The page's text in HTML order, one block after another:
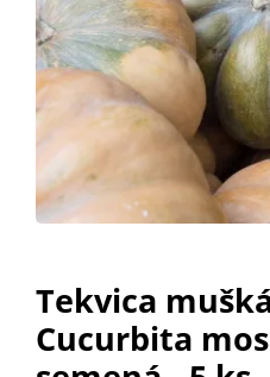
Tekvica
Cucurbita